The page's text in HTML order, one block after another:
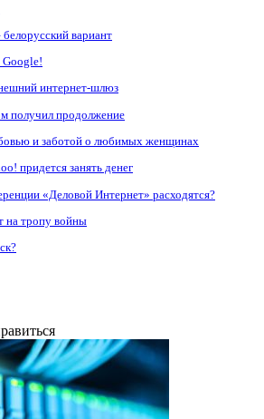
вариант
интернет-шлюз
получил продолжение
и заботой о любимых женщинах
придется занять денег
«Деловой Интернет» расходятся?
на тропу войны